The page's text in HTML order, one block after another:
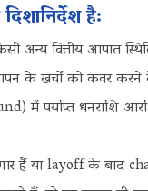
है:
अन्य वित्तीय आपात
के खर्चों को कवर
में पर्याप्त धनराशि
हैं या layoff के बाद